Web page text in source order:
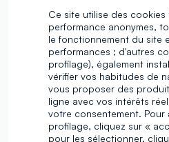
Ce site utilise des
performance anonymes,
le fonctionnement du site
performances ; d'autres
profilage), également
vérifier vos habitudes de
vous proposer des
ligne avec vos intérêts
votre consentement.
profilage, cliquez sur «
pour les sélectionner,